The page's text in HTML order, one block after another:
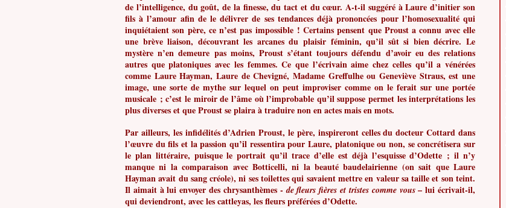
de l’intelligence, du goût, de la finesse, du tact et du cœur. A-t-il suggéré à Laure d’initier son
fils à l’amour afin de le délivrer de ses tendances déjà prononcées pour l’homosexualité qui
inquiétaient son père, ce n’est pas impossible ! Certains pensent que Proust a connu avec elle
une brève liaison, découvrant les arcanes du plaisir féminin, qu’il sût si bien décrire. Le
mystère n’en demeure pas moins, Proust s’étant toujours défendu d’avoir eu des relations
autres que platoniques avec les femmes. Ce que l’écrivain aime chez celles qu’il a vénérées
comme Laure Hayman, Laure de Chevigné, Madame Greffulhe ou Geneviève Straus, est une
image, une sorte de mythe sur lequel on peut improviser comme on le ferait sur une portée
musicale ; c’est le miroir de l’âme où l’improbable qu’il suppose permet les interprétations les
plus diverses et que Proust se plaira à traduire non en actes mais en mots.
Par ailleurs, les infidélités d’Adrien Proust, le père, inspireront celles du docteur Cottard dans
l’œuvre du fils et la passion qu’il ressentira pour Laure, platonique ou non, se concrétisera sur
le plan littéraire, puisque le portrait qu’il trace d’elle est déjà l’esquisse d’Odette ; il n’y
manque ni la comparaison avec Botticelli, ni la beauté baudelairienne (on sait que Laure
Hayman avait du sang créole), ni ses toilettes qui savaient mettre en valeur sa taille et son teint.
Il aimait à lui envoyer des chrysanthèmes -de fleurs fières et tristes comme vous– lui écrivait-il,
qui deviendront, avec les cattleyas, les fleurs préférées d’Odette.